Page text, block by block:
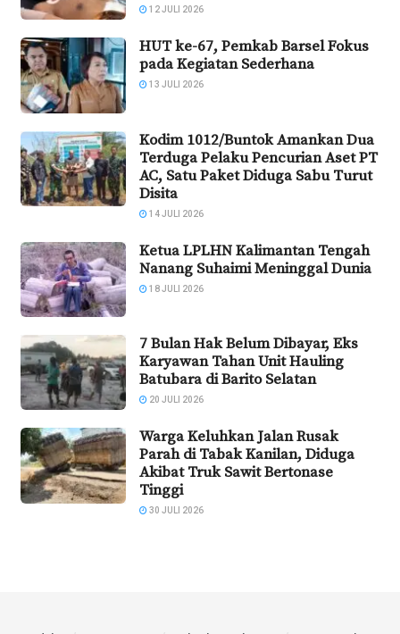
12 JULI 2026
HUT ke-67, Pemkab Barsel Fokus
pada Kegiatan Sederhana
13 JULI 2026
Kodim 1012/Buntok Amankan Dua
Terduga Pelaku Pencurian Aset PT
AC, Satu Paket Diduga Sabu Turut
Disita
14 JULI 2026
Ketua LPLHN Kalimantan Tengah
Nanang Suhaimi Meninggal Dunia
18 JULI 2026
7 Bulan Hak Belum Dibayar, Eks
Karyawan Tahan Unit Hauling
Batubara di Barito Selatan
20 JULI 2026
Warga Keluhkan Jalan Rusak
Parah di Tabak Kanilan, Diduga
Akibat Truk Sawit Bertonase
Tinggi
30 JULI 2026